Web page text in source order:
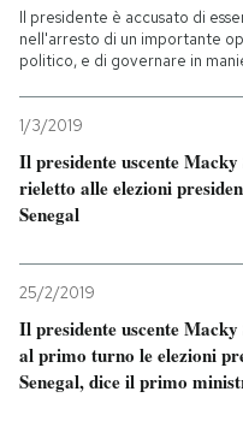
Il presidente è accusato di
nell'arresto di un importante
politico, e di governare in
1/3/2019
Il presidente uscente Macky
rieletto alle elezioni
Senegal
25/2/2019
Il presidente uscente
al primo turno le elezioni
Senegal, dice il primo